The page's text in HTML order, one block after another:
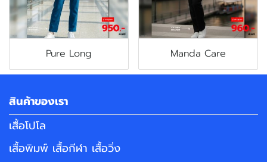
Pure Long Manda Care
สินค้าของเรา
เสื้อโปโล
เสื้อพิมพ์ เสื้อกีฬา เสื้อวิ่ง